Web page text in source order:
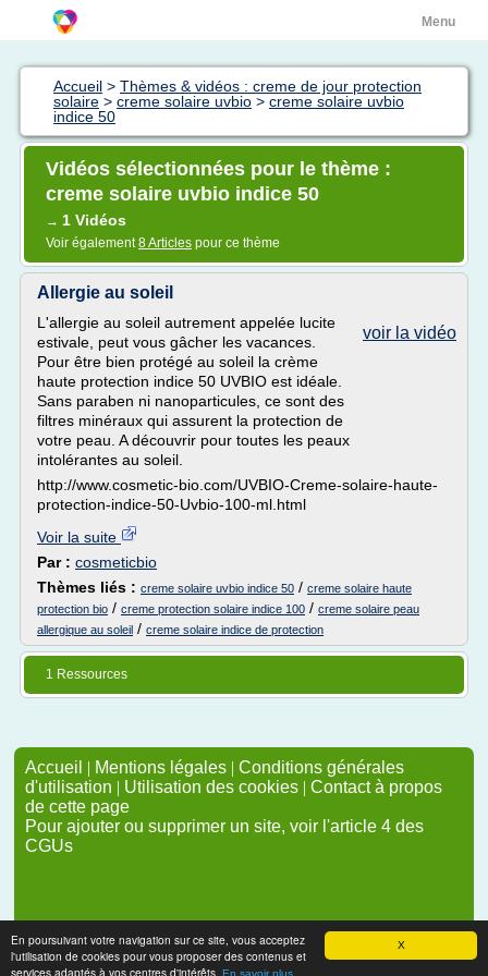
X
En poursuivant votre navigation sur ce site, vous acceptez
l'utilisation de cookies pour vous proposer des contenus et
services adaptés à vos centres d'intérêts. En savoir plus
Menu
Accueil > Thèmes & vidéos : creme de jour protection
solaire > creme solaire uvbio > creme solaire uvbio
indice 50
Vidéos sélectionnées pour le thème :
creme solaire uvbio indice 50
→ 1 Vidéos
Voir également8 Articles pour ce thème
Allergie au soleil
voir la vidéo
L'allergie au soleil autrement appelée lucite
estivale, peut vous gâcher les vacances.
Pour être bien protégé au soleil la crème
haute protection indice 50 UVBIO est idéale.
Sans paraben ni nanoparticules, ce sont des
filtres minéraux qui assurent la protection de
votre peau. A découvrir pour toutes les peaux
intolérantes au soleil.
http://www.cosmetic-bio.com/UVBIO-Creme-solaire-haute-
protection-indice-50-Uvbio-100-ml.html
Voir la suite
Par : cosmeticbio
Thèmes liés : creme solaire uvbio indice 50 / creme solaire haute
protection bio / creme protection solaire indice 100 / creme solaire peau
allergique au soleil / creme solaire indice de protection
1 Ressources
Accueil | Mentions légales | Conditions générales
d'utilisation | Utilisation des cookies | Contact à propos
de cette page
Pour ajouter ou supprimer un site, voir l'article 4 des
CGUs